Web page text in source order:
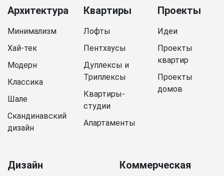
Архитектура
Минимализм
Хай-тек
Модерн
Классика
Шале
Скандинавский
дизайн
Квартиры
Лофты
Пентхаусы
Дуплексы и
Триплексы
Квартиры-
студии
Апартаменты
Проекты
Идеи
Проекты
квартир
Проекты
домов
Дизайн Коммерческая